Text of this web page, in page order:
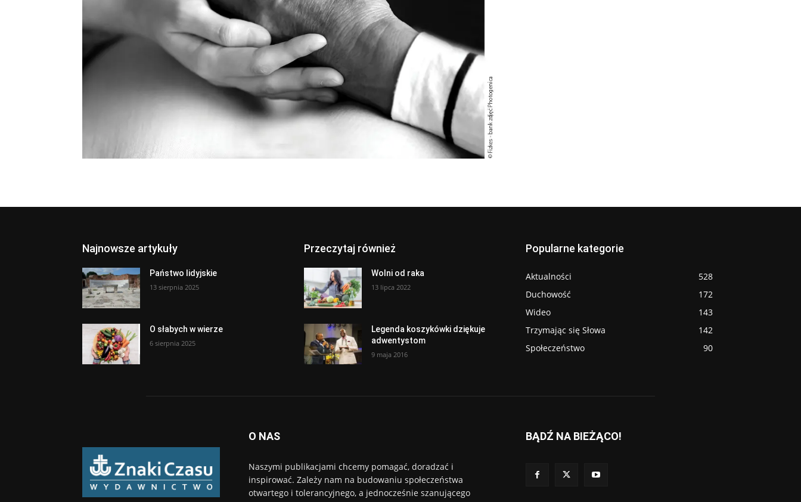
Najnowsze artykuły
Państwo lidyjskie
13 sierpnia 2025
O słabych w wierze
6 sierpnia 2025
Przeczytaj również
Wolni od raka
13 lipca 2022
Legenda koszykówki dziękuje
adwentystom
9 maja 2016
Popularne kategorie
Aktualności
528
Duchowość
172
Wideo
143
Trzymając się Słowa
142
Społeczeństwo
90
O NAS
Naszymi publikacjami chcemy pomagać, doradzać i
inspirować. Zależy nam na budowaniu społeczeństwa
otwartego i tolerancyjnego, a jednocześnie szanującego
BĄDŹ NA BIEŻĄCO!